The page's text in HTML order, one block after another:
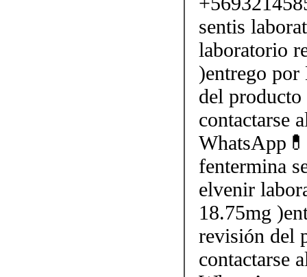
sentis
laboratorio
)entrego
del
contactarse
fentermina
elvenir
18.75mg
revisión del
contactarse